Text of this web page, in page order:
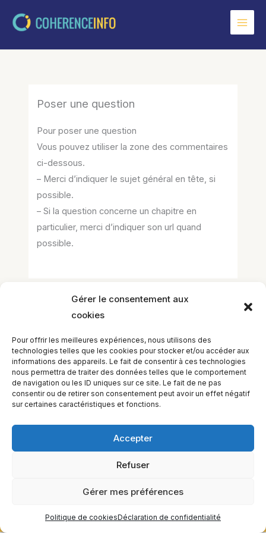
Gérer le consentement aux
cookies
Pour offrir les meilleures expériences, nous utilisons des
technologies telles que les cookies pour stocker et/ou accéder aux
informations des appareils. Le fait de consentir à ces technologies
nous permettra de traiter des données telles que le comportement
de navigation ou les ID uniques sur ce site. Le fait de ne pas
consentir ou de retirer son consentement peut avoir un effet négatif
sur certaines caractéristiques et fonctions.
Accepter
Refuser
Gérer mes préférences
Politique de cookiesDéclaration de confidentialité
Poser une question
Pour poser une question
Vous pouvez utiliser la zone des commentaires
ci-dessous.
– Merci d’indiquer le sujet général en tête, si
possible.
– Si la question concerne un chapitre en
particulier, merci d’indiquer son url quand
possible.
Laisser un commentaire
un commentaire.
H1Y 2J9 Canada